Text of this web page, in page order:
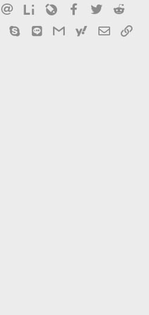
Mail.ruLiveinternetLivejournalFacebook
Twitter
Viber Skype LineGmailyahoomail